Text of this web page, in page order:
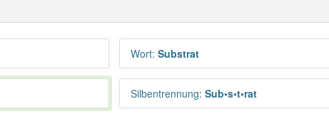
Wort: Substrat
Silbentrennung: Sub•s•t•rat